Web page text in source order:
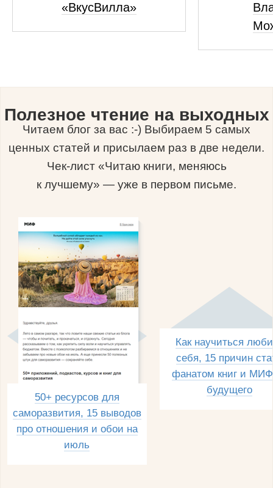
«ВкусВилла»
Полезное чтение на выходных
Читаем блог за вас :-) Выбираем 5 самых
ценных статей и присылаем раз в две недели.
Чек-лист «Читаю книги, меняюсь
к лучшему» — уже в первом письме.
50+ ресурсов для
саморазвития, 15 выводов
про отношения и обои на
июль
Как научиться
себя, 15 причин
фанатом книг и
будущего